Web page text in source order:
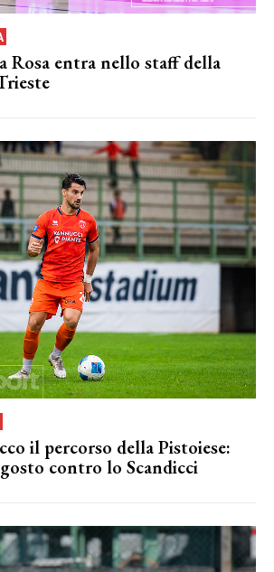
Rosa entra nello staff della
il percorso della Pistoiese:
contro lo Scandicci